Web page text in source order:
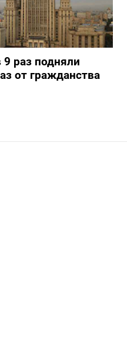
раз подняли
от гражданства